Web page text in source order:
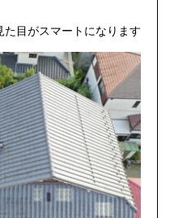
目がスマートになります